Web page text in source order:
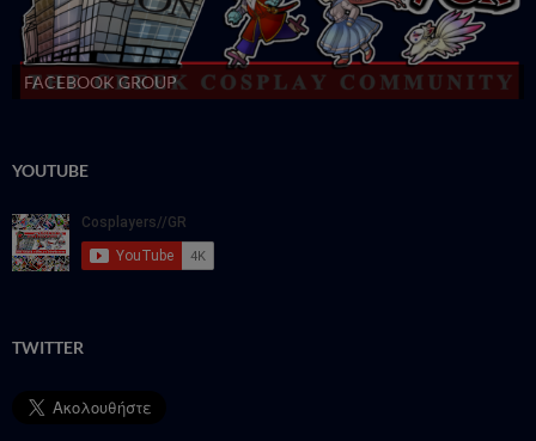
FACEBOOK GROUP
YOUTUBE
TWITTER